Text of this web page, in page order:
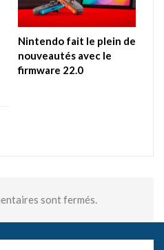
Nintendo fait le plein de
nouveautés avec le
firmware 22.0
sont fermés.